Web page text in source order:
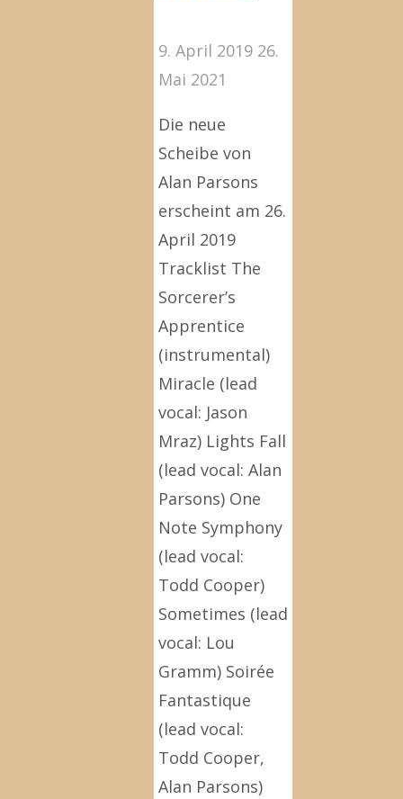
9. April 2019 26.
Mai 2021
Die neue
Scheibe von
Alan Parsons
erscheint am 26.
April 2019
Tracklist The
Sorcerer’s
Apprentice
(instrumental)
Miracle (lead
vocal: Jason
Mraz) Lights Fall
(lead vocal: Alan
Parsons) One
Note Symphony
(lead vocal:
Todd Cooper)
Sometimes (lead
vocal: Lou
Gramm) Soirée
Fantastique
(lead vocal:
Todd Cooper,
Alan Parsons)